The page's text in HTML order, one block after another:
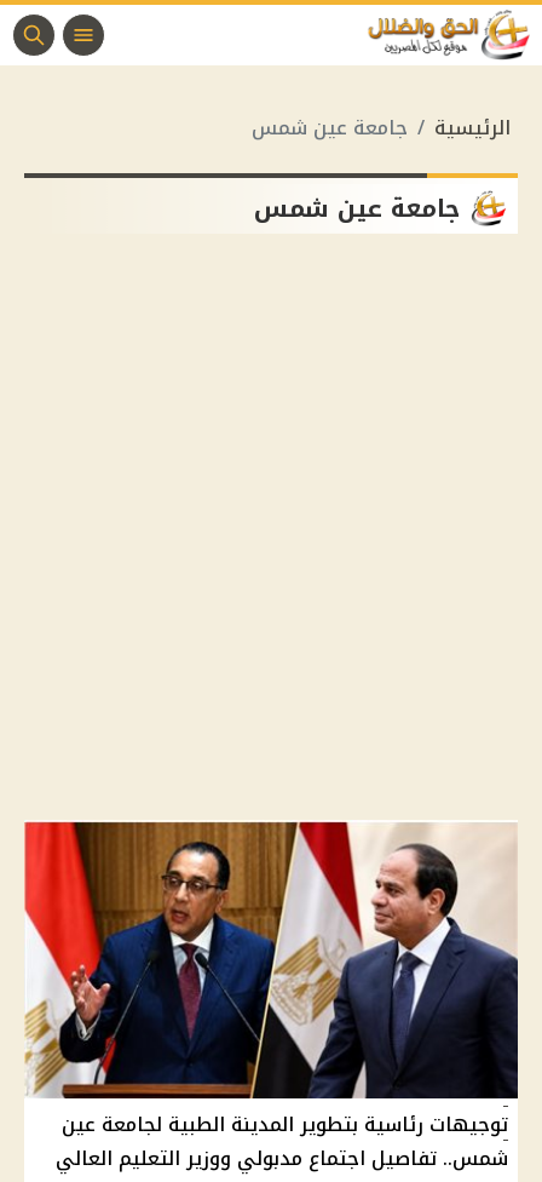
الرئيسية جامعة عين شمس
جامعة عين شمس
توجيهات رئاسية بتطوير المدينة الطبية لجامعة عين
شمس.. تفاصيل اجتماع مدبولي ووزير التعليم العالي